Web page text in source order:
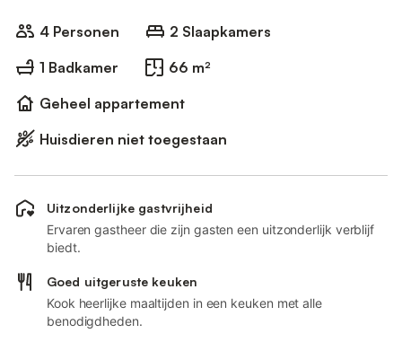
4 Personen
2 Slaapkamers
1 Badkamer
66 m²
Geheel appartement
Huisdieren niet toegestaan
Uitzonderlijke gastvrijheid
Ervaren gastheer die zijn gasten een uitzonderlijk verblijf
biedt.
Goed uitgeruste keuken
Kook heerlijke maaltijden in een keuken met alle
benodigdheden.